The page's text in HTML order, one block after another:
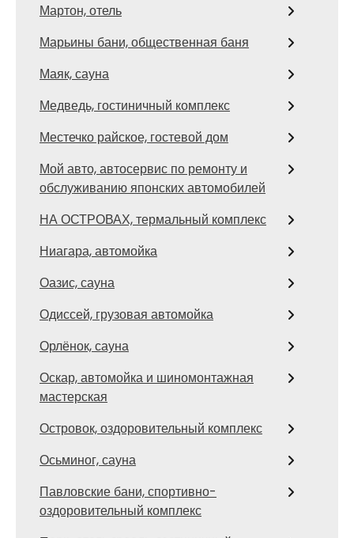
Мартон, отель
Марьины бани, общественная баня
Маяк, сауна
Медведь, гостиничный комплекс
Местечко райское, гостевой дом
Мой авто, автосервис по ремонту и
обслуживанию японских автомобилей
НА ОСТРОВАХ, термальный комплекс
Ниагара, автомойка
Оазис, сауна
Одиссей, грузовая автомойка
Орлёнок, сауна
Оскар, автомойка и шиномонтажная
мастерская
Островок, оздоровительный комплекс
Осьминог, сауна
Павловские бани, спортивно-
оздоровительный комплекс